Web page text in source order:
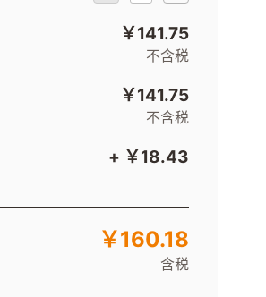
￥141.75
不含税
￥141.75
不含税
+ ￥18.43
￥160.18
含税